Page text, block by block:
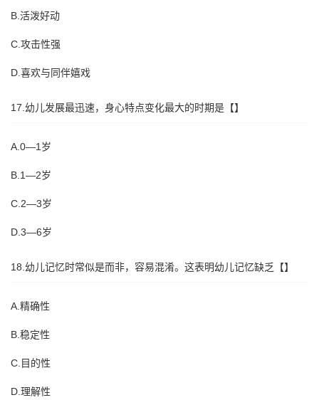
B.活泼好动
C.攻击性强
D.喜欢与同伴嬉戏
17.幼儿发展最迅速，身心特点变化最大的时期是【】
A.0—1岁
B.1—2岁
C.2—3岁
D.3—6岁
18.幼儿记忆时常似是而非，容易混淆。这表明幼儿记忆缺乏【】
A.精确性
B.稳定性
C.目的性
D.理解性